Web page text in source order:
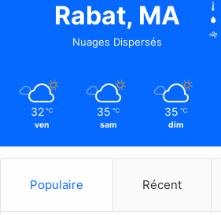
Rabat, MA
Nuages Dispersés
32 ℃
ven
35 ℃
sam
35 ℃
dim
Populaire Récent